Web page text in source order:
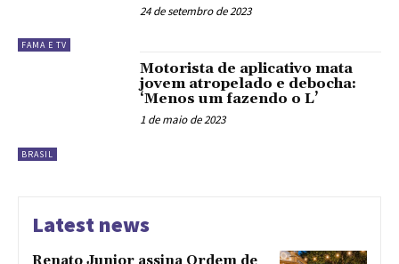
FAMA E TV
24 de setembro de 2023
BRASIL
Motorista de aplicativo mata
jovem atropelado e debocha:
‘Menos um fazendo o L’
1 de maio de 2023
Latest news